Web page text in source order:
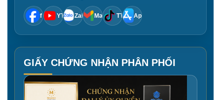
f YT Zalo Mail TT App
GIẤY CHỨNG NHẬN PHÂN PHỐI